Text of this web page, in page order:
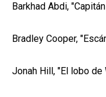
Barkhad Abdi,
Bradley Cooper,
Jonah Hill, "El lobo de